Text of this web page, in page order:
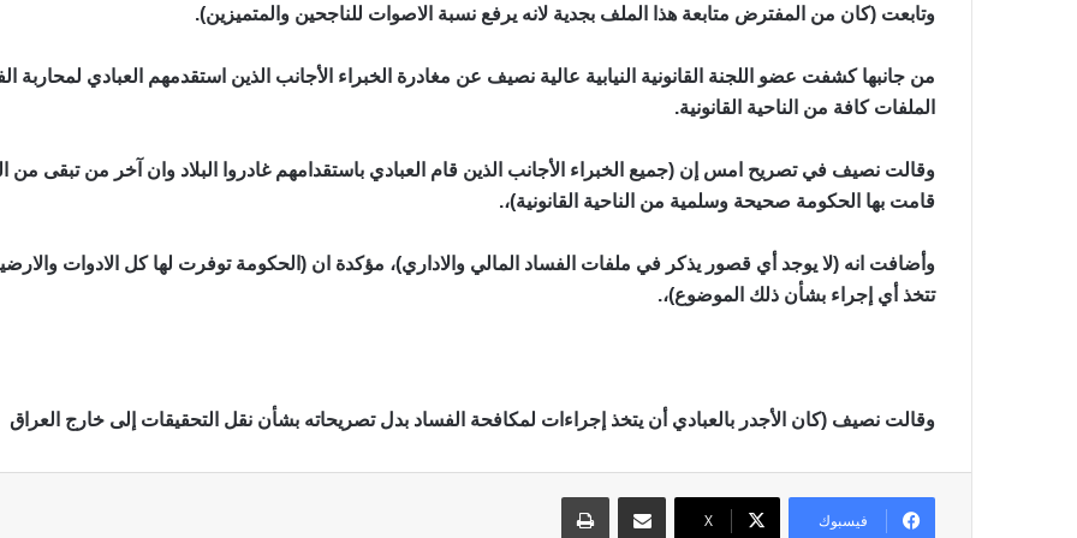
وتابعت (كان من المفترض متابعة هذا الملف بجدية لانه يرفع نسبة الاصوات للناجحين والمتميزين).
من جانبها كشفت عضو اللجنة القانونية النيابية عالية نصيف عن مغادرة الخبراء الأجانب الذين استقدمهم العبادي لمحاربة
الملفات كافة من الناحية القانونية.
وقالت نصيف في تصريح امس إن (جميع الخبراء الأجانب الذين قام العبادي باستقدامهم غادروا البلاد وان آخر من تبقى من
قامت بها الحكومة صحيحة وسلمية من الناحية القانونية)،.
وأضافت انه (لا يوجد أي قصور يذكر في ملفات الفساد المالي والاداري)، مؤكدة ان (الحكومة توفرت لها كل الادوات
تتخذ أي إجراء بشأن ذلك الموضوع)،.
وقالت نصيف (كان الأجدر بالعبادي أن يتخذ إجراءات لمكافحة الفساد بدل تصريحاته بشأن نقل التحقيقات إلى خارج العراق
فيسبوك X
مشاركة عبر البريد طباعة